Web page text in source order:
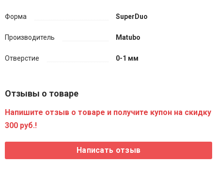
Форма SuperDuo
Производитель Matubo
Отверстие 0-1 мм
Отзывы о товаре
Напишите отзыв о товаре и получите купон на скидку
300 руб.!